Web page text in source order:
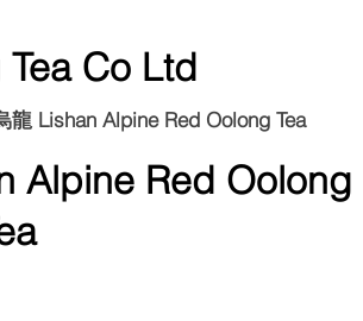
Co Ltd
龍 Lishan Alpine Red Oolong Tea
Alpine Red Oolong